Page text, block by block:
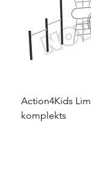
Action4Kids
komplekts